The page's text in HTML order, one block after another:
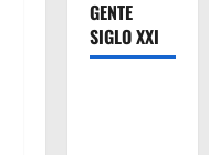
GENTE
SIGLO XXI